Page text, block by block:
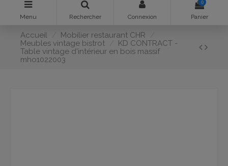
Menu Rechercher Connexion
0
Panier
Accueil
Mobilier restaurant CHR
Meubles vintage bistrot
KD CONTRACT -
Table vintage d'intérieur en bois massif
mho1022003